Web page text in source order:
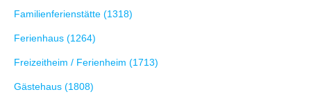
Familienferienstätte (1318)
Ferienhaus (1264)
Freizeitheim / Ferienheim (1713)
Gästehaus (1808)